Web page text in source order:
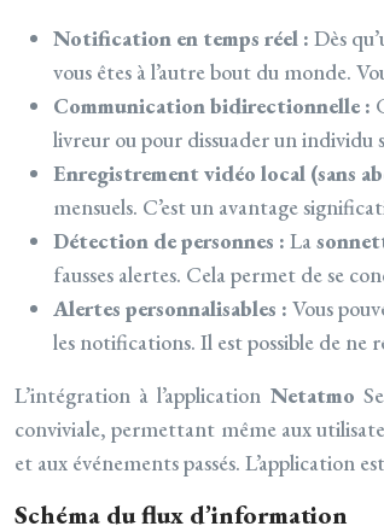
Notification en temps réel : Dès
vous êtes à l’autre bout du monde.
Communication bidirectionnelle :
livreur ou pour dissuader un individu
Enregistrement vidéo local (sans
mensuels. C’est un avantage
Détection de personnes : La
fausses alertes. Cela permet de se
Alertes personnalisables : Vous
les notifications. Il est possible de ne
L’intégration à l’application Netatmo
conviviale, permettant même aux
et aux événements passés.
Schéma du flux d’information